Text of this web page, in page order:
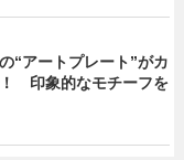
“アートプレート”がカ
印象的なモチーフを